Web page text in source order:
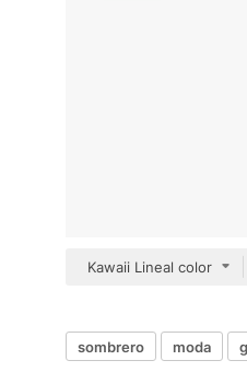
Kawaii Lineal color
sombrero moda